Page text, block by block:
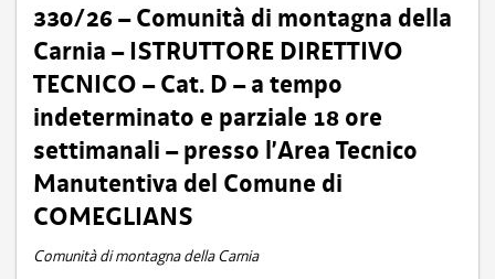
330/26 – Comunità di montagna della
Carnia – ISTRUTTORE DIRETTIVO
TECNICO – Cat. D – a tempo
indeterminato e parziale 18 ore
settimanali – presso l’Area Tecnico
Manutentiva del Comune di
COMEGLIANS
Comunità di montagna della Carnia